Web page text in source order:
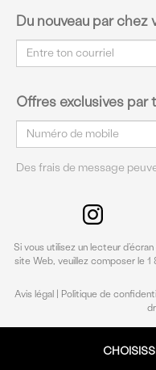
Du nouveau par chez
Courriel
Offres exclusives par
Courriel
Des frais de message
Avis légal| Politique de
Si vous utilisez un lecteur
site Web, veuillez composer le 1